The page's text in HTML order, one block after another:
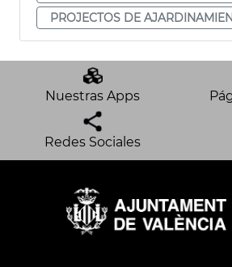
PROJECTOS DE
Nuestras Apps
Redes Sociales